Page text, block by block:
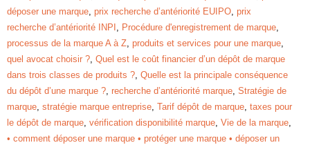
déposer une marque, prix recherche d’antériorité EUIPO, prix
recherche d’antériorité INPI , Procédure d'enregistrement de marque,
processus de la marque A à Z, produits et services pour une marque,
quel avocat choisir ?, Quel est le coût financier d’un dépôt de marque
dans trois classes de produits ?, Quelle est la principale conséquence
du dépôt d’une marque ?, recherche d’antériorité marque, Stratégie de
marque, stratégie marque entreprise, Tarif dépôt de marque, taxes pour
le dépôt de marque, vérification disponibilité marque, Vie de la marque,
• comment déposer une marque • protéger une marque • déposer un